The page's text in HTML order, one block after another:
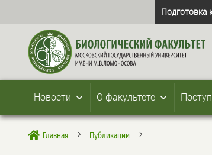
Подготовка
Новости О факультете
 Главная 5 Публикации 5